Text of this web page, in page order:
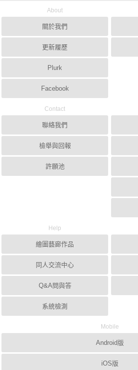
About
關於我們
更新履歷
Plurk
Facebook
Contact
聯絡我們
檢舉與回報
許願池
Help
繪圖藝廊作品
同人交流中心
Q&A問與答
系統檢測
Mobile
Android版
iOS版